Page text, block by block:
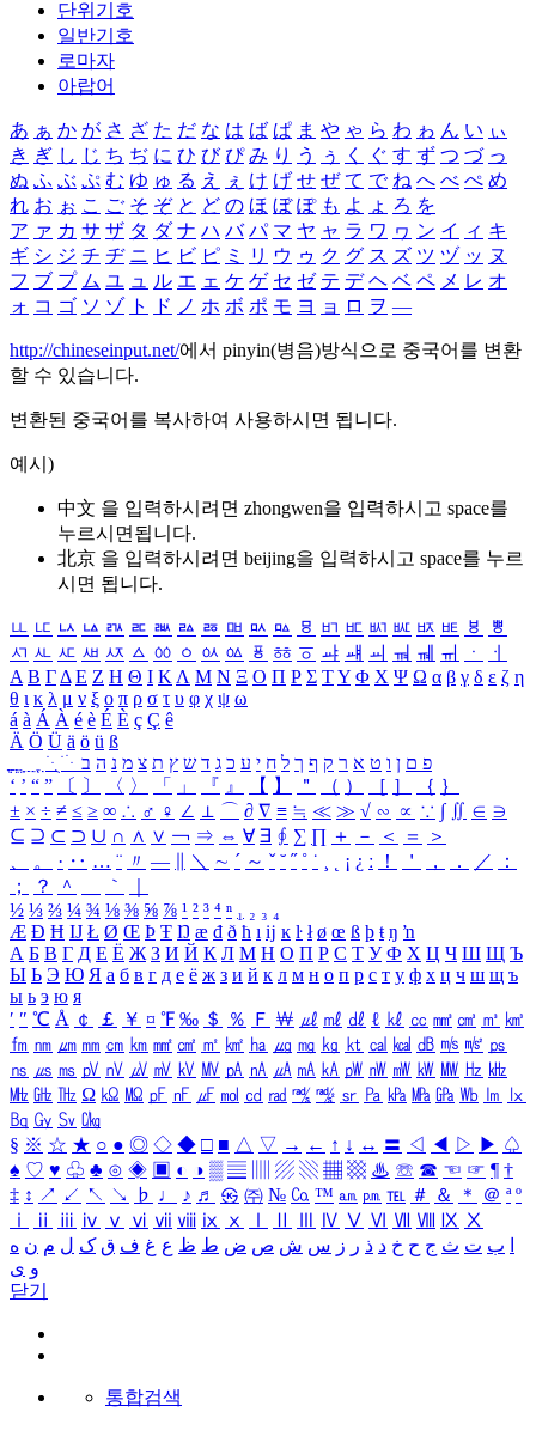
단위기호
일반기호
로마자
아랍어
あ ぁ か が さ ざ た だ な は ば ぱ ま や ゃ ら わ ゎ ん い ぃ
き ぎ し じ ち ぢ に ひ び ぴ み り う ぅ く ぐ す ず つ づ っ
ぬ ふ ぶ ぷ む ゆ ゅ る え ぇ け げ せ ぜ て で ね へ べ ぺ め
れ お ぉ こ ご そ ぞ と ど の ほ ぼ ぽ も よ ょ ろ を
ア ァ カ サ ザ タ ダ ナ ハ バ パ マ ヤ ャ ラ ワ ヮ ン イ ィ キ
ギ シ ジ チ ヂ ニ ヒ ビ ピ ミ リ ウ ゥ ク グ ス ズ ツ ヅ ッ ヌ
フ ブ プ ム ユ ュ ル エ ェ ケ ゲ セ ゼ テ デ ヘ ベ ペ メ レ オ
ォ コ ゴ ソ ゾ ト ド ノ ホ ボ ポ モ ヨ ョ ロ ヲ ―
http://chineseinput.net/에서 pinyin(병음)방식으로 중국어를 변환
할 수 있습니다.
변환된 중국어를 복사하여 사용하시면 됩니다.
예시)
中文 을 입력하시려면 zhongwen을 입력하시고 space를
누르시면됩니다.
北京 을 입력하시려면 beijing을 입력하시고 space를 누르
시면 됩니다.
ㅥ ㅦ ㅧ ㅨ ㅩ ㅪ ㅫ ㅬ ㅭ ㅮ ㅯ ㅰ ㅱ ㅲ ㅳ ㅴ ㅵ ㅶ ㅷ ㅸ
ㅹ
ㅺ ㅻ ㅼ ㅽ ㅾ ㅿ ㆀ ㆁ ㆂ ㆃ ㆄ ㆅ ㆆ ㆇ ㆈ ㆉ ㆊ ㆋ ㆌ ㆍ
ㆎ
Α Β ΓΔ Ε Ζ Η Θ Ι ΚΛ Μ Ν Ξ Ο Π Ρ Σ ΤΥ Φ Χ Ψ Ω α β γ δ ε ζ η
θ ι κ λ μ ν ξ ο π ρ σ τ υ φ χ ψ ω
á à Á À é è É È ç Ç ê
Ä Ö Ü ä ö ü ß
ִֶֹ ֻּ ׁׂ פ ם ן ו ט א ר ק ף ך ל ח י ע כ ג ד ש ץ ת צ מ נ ה ב
‘ ’ “ ” 〔 〕 〈 〉 「 」 『 』 【 】 ＂ （ ） ［ ］ ｛ ｝
± × ÷ ≠ ≤ ≥ ∞ ∴ ♂ ♀ ∠ ⊥ ⌒ ∂ ∇ ≡ ≒ ≪ ≫ √ ∽ ∝ ∵ ∫ ∬ ∈ ∋
⊆ ⊇ ⊂ ⊃ ∪ ∩ ∧ ∨ ￢ ⇒ ⇔ ∀ ∃ ∮ ∑ ∏ ＋ － ＜ ＝
＞
、
。 · ‥ … ¨ 〃 ― ＼ ∼ ´ ～ ˇ ˘ ˝ ˚ ˙ ¸ ¡ ¿ ː ！ ＇ ， ． ／
：
；
？ ＾ ｀
½ ⅓ ⅔ ¼ ¾ ⅛ ⅜ ⅝ ⅞ ¹ ² ³ ⁴ ⁿ ₁ ₂ ₃ ₄
Æ Ð Ħ Ĳ Ł Ø Œ Þ Ŧ Ŋ æ đ ð ħ ı ĳ ĸ ŀ ł ø œ ß þ ŧ ŋ ŉ
А Б В Г Д Е Ё Ж З И Й К Л М Н О П Р С Т У Ф Х Ц Ч Ш Щ Ъ
Ы Ь Э Ю Я а б в г д е ё ж з и й к л м н о п р с т у ф х ц ч ш щ ъ
ы ь э ю я
′ ″ ℃ Å ￠ ￡ ￥ ¤ ℉ ‰ ＄ ％ Ｆ ￦ ㎕ ㎖ ㎗ ℓ ㎘ ㏄ ㎣ ㎤ ㎥ ㎦
㎙ ㎚ ㎛ ㎜ ㎝ ㎞ ㎟ ㎠ ㎡ ㎢ ㏊ ㎍ ㎎ ㎏ ㏏ ㎈ ㎉ ㏈ ㎧ ㎨ ㎰
㎱ ㎲ ㎳ ㎴ ㎵ ㎶ ㎷ ㎸ ㎹ ㎀ ㎁ ㎂ ㎃ ㎄ ㎺ ㎻ ㎽ ㎾ ㎿ ㎐ ㎑
㎒ ㎓ ㎔ Ω ㏀ ㏁ ㎊ ㎋ ㎌ ㏖ ㏅ ㎭ ㎮ ㎯ ㏛ ㎩ ㎪ ㎫ ㎬ ㏝ ㏐
㏓
㏃ ㏉ ㏜ ㏆
§ ※ ☆ ★ ○ ● ◎ ◇ ◆ □ ■ △ ▽ → ← ↑ ↓ ↔ 〓 ◁ ◀ ▷ ▶ ♤
♠ ♡ ♥ ♧ ♣ ⊙ ◈ ▣ ◐ ◑ ▒ ▤ ▨ ▧ ▦ ▩ ♨ ☏ ☎ ☜ ☞ ¶ †
‡ ↕ ↗ ↙ ↖ ↘ ♭ ♩ ♪ ♬ ㉿ ㈜ № ㏇ ™ ㏂ ㏘ ℡ ＃ ＆ ＊ ＠ ª º
ⅰ
ⅱ ⅲ ⅳ ⅴ ⅵ ⅶ ⅷ ⅸ ⅹ Ⅳ Ⅴ Ⅵ Ⅶ Ⅷ Ⅸ Ⅹ
ب ت ث ج ح خ د ذ ر ز س ش ص ض ط ظ ع غ ف ق ک ل م ن ه
و ی
닫기
통합검색